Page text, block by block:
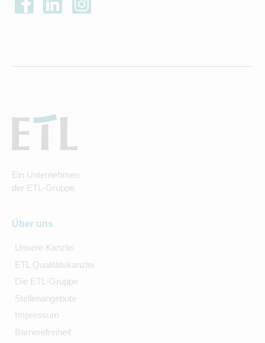
Ein Unternehmen
der ETL-Gruppe
Über uns
Unsere Kanzlei
ETL Qualitätskanzlei
Die ETL-Gruppe
Stellenangebote
Impressum
Barrierefreiheit